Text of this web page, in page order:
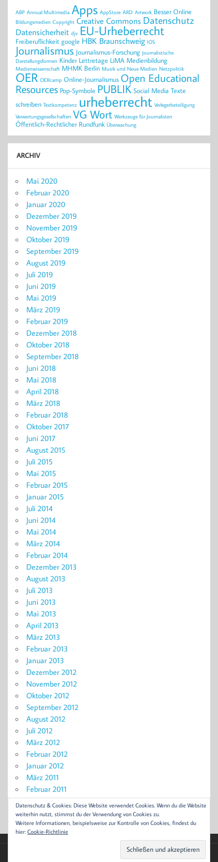
ABP Annual Multimedia Apps AppStore ARD Artwork Besser Online
Bildungsmedien Copyright Creative Commons Datenschutz
Datensicherheit djv EU-Urheberrecht
Freiberuflichkeit google HBK Braunschweig IOS
Journalismus Journalismus-Forschung Journalistische
Darstellungsformen Kinder Lettretage LiMA Medienbildung
Medienwissenschaft MHMK Berlin Musik und Neue Medien Netzpolitik
OER OERcamp Online-Journalismus Open Educational
Resources Pop-Symbole PUBLIK Social Media Texte
schreiben Textkompetenz urheberrecht Verlegerbeteiligung
Verwertungsgesellschaften VG Wort Werkzeuge für Journalisten
Öffentlich-Rechtlicher Rundfunk Überwachung
ARCHIV
Mai 2020
Februar 2020
Januar 2020
Dezember 2019
November 2019
Oktober 2019
September 2019
August 2019
Juli 2019
Juni 2019
Mai 2019
März 2019
Februar 2019
Dezember 2018
Oktober 2018
September 2018
Juni 2018
Mai 2018
April 2018
März 2018
Februar 2018
Oktober 2017
Juni 2017
August 2015
Juli 2015
Mai 2015
Februar 2015
Januar 2015
Juli 2014
Juni 2014
Mai 2014
März 2014
Februar 2014
Dezember 2013
August 2013
Juli 2013
Juni 2013
Mai 2013
April 2013
März 2013
Februar 2013
Januar 2013
Dezember 2012
November 2012
Oktober 2012
September 2012
August 2012
Juli 2012
März 2012
Februar 2012
Januar 2012
März 2011
Februar 2011
November 2010
September 2010
Datenschutz & Cookies: Diese Website verwendet Cookies. Wenn du die Website
weiterhin nutzt, stimmst du der Verwendung von Cookies zu.
Weitere Informationen, beispielsweise zur Kontrolle von Cookies, findest du
hier: Cookie-Richtlinie